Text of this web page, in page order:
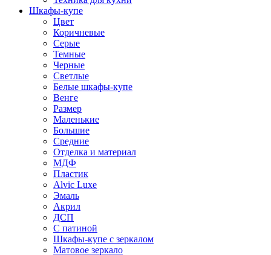
Шкафы-купе
Цвет
Коричневые
Серые
Темные
Черные
Светлые
Белые шкафы-купе
Венге
Размер
Маленькие
Большие
Средние
Отделка и материал
МДФ
Пластик
Alvic Luxe
Эмаль
Акрил
ДСП
С патиной
Шкафы-купе с зеркалом
Матовое зеркало